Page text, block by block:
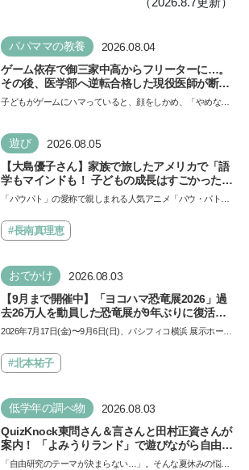
パパママの教養 2026.08.04
ゲーム依存で御三家中高からフリーターに…。
その後、医学部へ逆転合格した現役医師が断言
「ゲームの経験が受験勉強に役立った」そう考
子どもがゲームにハマっていると、顔をしかめ、「やめなさ
い…
遊び 2026.08.05
【大島優子さん】家族で旅したアメリカで「語
学もマインドも！ 子どもの成長はすごかった」
声優をつとめた映画『パウ・パトロール ザ・ダ
できると子どもに知ってほしい
「パウパト」の愛称で親しまれる人気アニメ「パウ・パトロ
ザ…
#長南真理恵
おでかけ 2026.08.03
【9月まで開催中】「ヨコハマ恐竜展2026」過
去26万人を動員した恐竜展が9年ぶりに復活！
夏休みのおでかけで楽しむポイントを完全ガイ
2026年7月17日(金)〜9月6日(日)、パシフィコ横浜 展示ホール
催…
#北本祐子
低学年の調べ物 2026.08.03
QuizKnock東問さん＆言さんと田村正資さんが
案内！ 「よみうりランド」で遊びながら自由研
究が進む期間限定イベントが開催
「自由研究のテーマが決まらない…」。そんな夏休みの悩み